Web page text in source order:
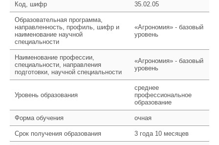
Код, шифр 35.02.05
Образовательная программа,
направленность, профиль, шифр и
наименование научной
специальности
«Агрономия» - базовый
уровень
Наименование профессии,
специальности, направления
подготовки, научной специальности
«Агрономия» - базовый
уровень
Уровень образования
среднее
профессиональное
образование
Форма обучения очная
Срок получения образования 3 года 10 месяцев